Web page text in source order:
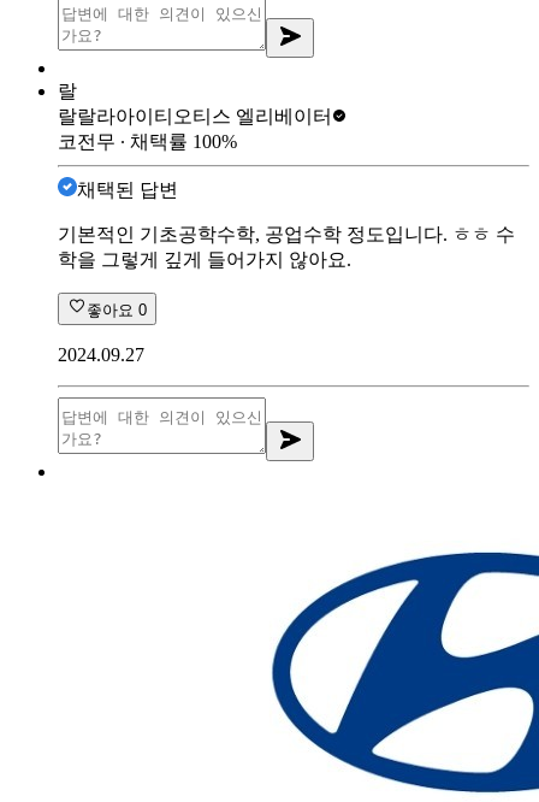
랄
랄랄라아이티 오티스 엘리베이터
코전무 ∙ 채택률 100%
채택된 답변
기본적인 기초공학수학, 공업수학 정도입니다. ㅎㅎ 수
학을 그렇게 깊게 들어가지 않아요.
좋아요 0
2024.09.27